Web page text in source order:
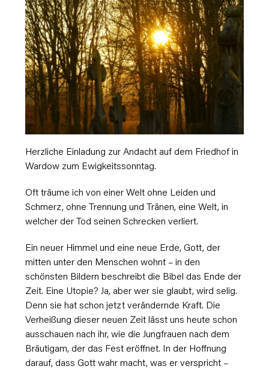
Herzliche Einladung zur Andacht auf dem Friedhof in
Wardow zum Ewigkeitssonntag.
Oft träume ich von einer Welt ohne Leiden und
Schmerz, ohne Trennung und Tränen, eine Welt, in
welcher der Tod seinen Schrecken verliert.
Ein neuer Himmel und eine neue Erde, Gott, der
mitten unter den Menschen wohnt – in den
schönsten Bildern beschreibt die Bibel das Ende der
Zeit. Eine Utopie? Ja, aber wer sie glaubt, wird selig.
Denn sie hat schon jetzt verändernde Kraft. Die
Verheißung dieser neuen Zeit lässt uns heute schon
ausschauen nach ihr, wie die Jungfrauen nach dem
Bräutigam, der das Fest eröffnet. In der Hoffnung
darauf, dass Gott wahr macht, was er verspricht –